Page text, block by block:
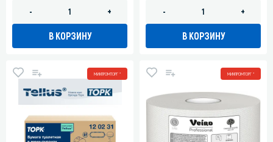
- +
В КОРЗИНУ
- +
В КОРЗИНУ
МИНПРОМТОРГ * МИНПРОМТОРГ *